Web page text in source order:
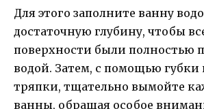
Для этого заполните ванну
достаточную глубину, чтобы
поверхности были полностью
водой. Затем, с помощью губки
тряпки, тщательно вымойте
ванны, обращая особое